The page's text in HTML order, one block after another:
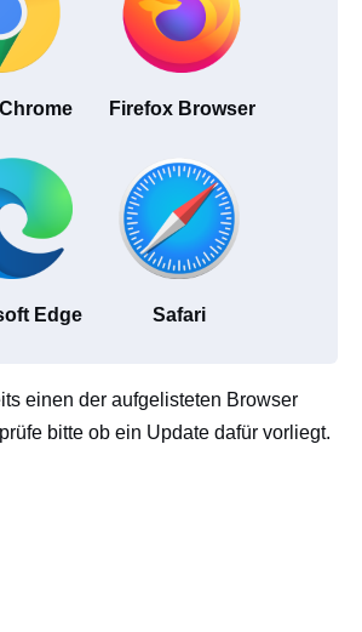
Firefox Browser
Edge Safari
einen der aufgelisteten Browser
bitte ob ein Update dafür vorliegt.